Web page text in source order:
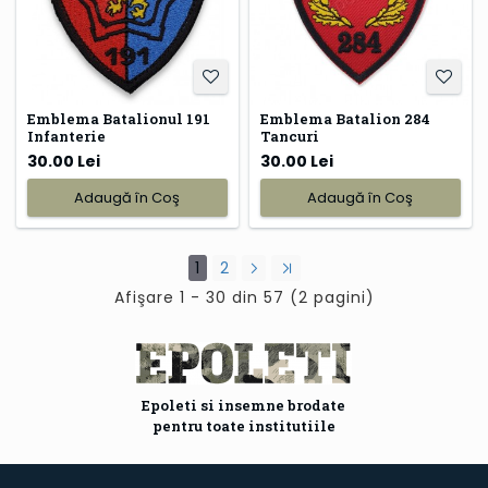
Emblema Batalionul 191
Infanterie
30.00 Lei
Adaugă în Coş
Emblema Batalion 284
Tancuri
30.00 Lei
Adaugă în Coş
1
2
Afişare 1 - 30 din 57 (2 pagini)
Epoleti si insemne brodate
pentru toate institutiile